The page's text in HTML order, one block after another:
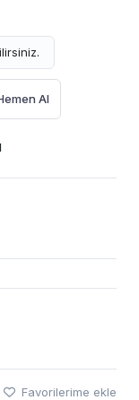
Al
Favorilerime ekle